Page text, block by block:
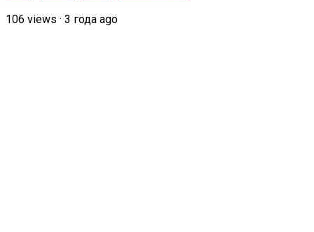
106 views · 3 года ago